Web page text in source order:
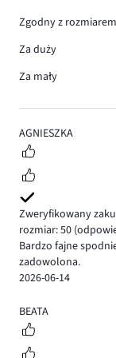
5
AGNIESZKA
Zweryfikowany
rozmiar: 50
Bardzo fajne
zadowolona.
2026-06-14
5
BEATA
Zgodny z rozmiarem
Za duży
Za mały